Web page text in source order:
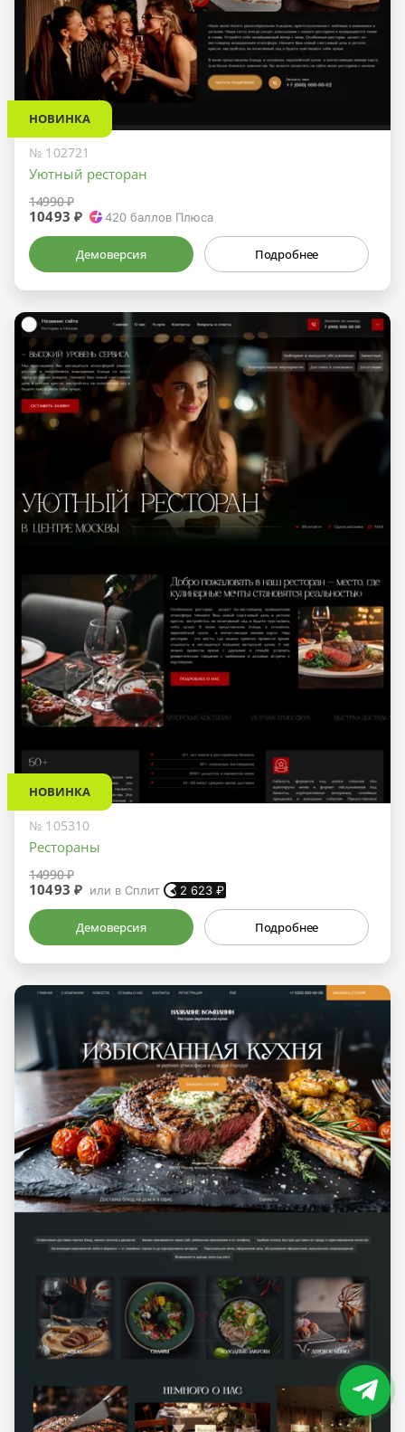
НОВИНКА
№ 102721
Уютный ресторан
14990 ₽
10493 ₽ 420 баллов Плюса
Демоверсия Подробнее
НОВИНКА
№ 105310
Рестораны
14990 ₽
10493 ₽ или в Сплит 2 623 ₽
Демоверсия Подробнее